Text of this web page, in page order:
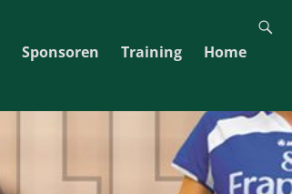
Sponsoren Training
Home